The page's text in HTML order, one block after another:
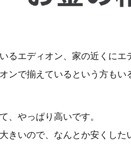
るエディオン、家の近くに
ンで揃えているという方もい
、やっぱり高いです。
きいので、なんとか安くした